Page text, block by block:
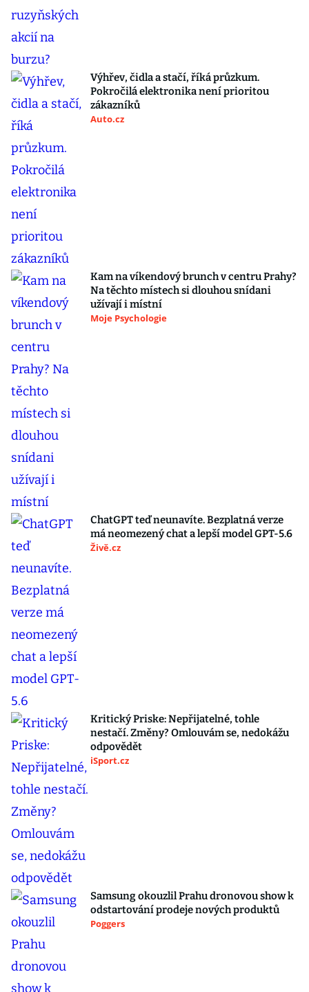
Výhřev, čidla a stačí, říká průzkum.
Pokročilá elektronika není prioritou
zákazníků
Auto.cz
Kam na víkendový brunch v centru Prahy?
Na těchto místech si dlouhou snídani
užívají i místní
Moje Psychologie
ChatGPT teď neunavíte. Bezplatná verze
má neomezený chat a lepší model GPT-5.6
Živě.cz
Kritický Priske: Nepřijatelné, tohle
nestačí. Změny? Omlouvám se, nedokážu
odpovědět
iSport.cz
Samsung okouzlil Prahu dronovou show k
odstartování prodeje nových produktů
Poggers